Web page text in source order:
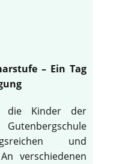
– Ein Tag
die Kinder der
und
verschiedenen